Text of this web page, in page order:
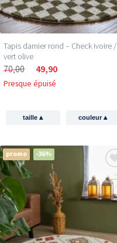
Tapis damier rond – Check ivoire /
vert olive
70,00 49,90
Presque épuisé
taille▴ couleur▴
promo -36%